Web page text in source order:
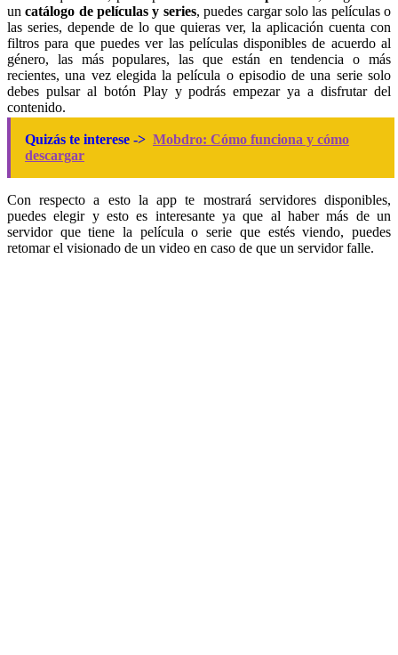
un catálogo de películas y series, puedes cargar solo las películas o
las series, depende de lo que quieras ver, la aplicación cuenta con
filtros para que puedes ver las películas disponibles de acuerdo al
género, las más populares, las que están en tendencia o más
recientes, una vez elegida la película o episodio de una serie solo
debes pulsar al botón Play y podrás empezar ya a disfrutar del
contenido.
Quizás te interese -> Mobdro: Cómo funciona y cómo
descargar
Con respecto a esto la app te mostrará servidores disponibles,
puedes elegir y esto es interesante ya que al haber más de un
servidor que tiene la película o serie que estés viendo, puedes
retomar el visionado de un video en caso de que un servidor falle.